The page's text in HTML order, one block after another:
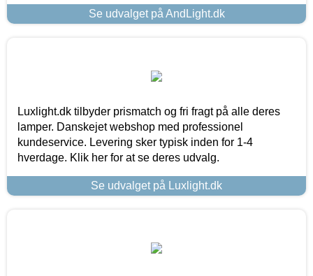
Se udvalget på AndLight.dk
Luxlight.dk tilbyder prismatch og fri fragt på alle deres
lamper. Danskejet webshop med professionel
kundeservice. Levering sker typisk inden for 1-4
hverdage. Klik her for at se deres udvalg.
Se udvalget på Luxlight.dk